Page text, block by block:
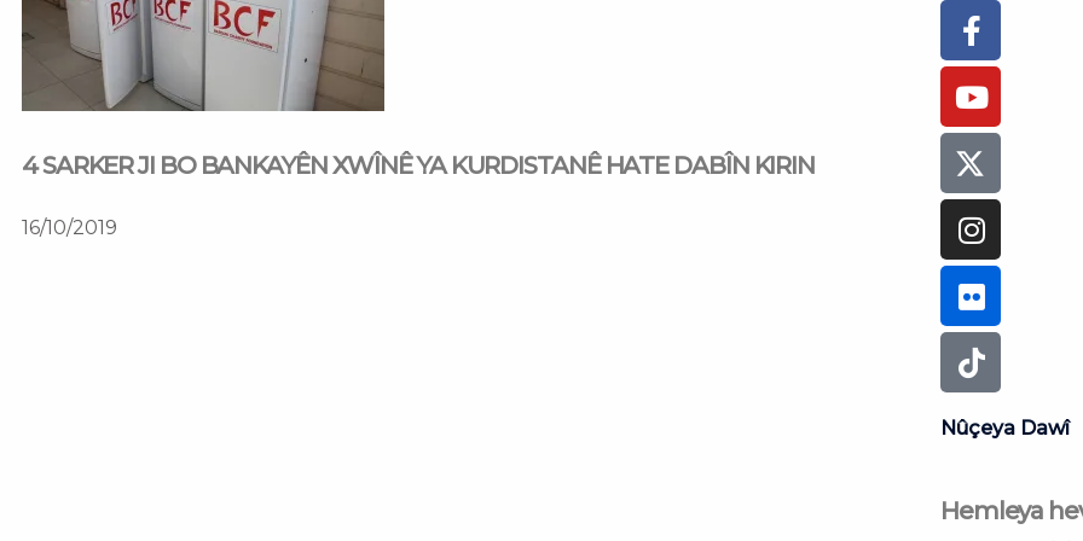
4 SARKER JI BO BANKAYÊN XWÎNÊ YA KURDISTANÊ HATE DABÎN KIRIN
16/10/2019
f
Youtube
Flickr
Tiktok
Nûçeya Dawî
Hemleya